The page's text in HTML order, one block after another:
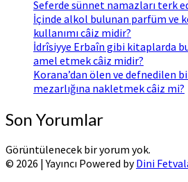
Seferde sünnet namazları terk
İçinde alkol bulunan parfüm ve
kullanımı câiz midir?
İdrîsiyye Erbaîn gibi kitaplarda
amel etmek câiz midir?
Korana’dan ölen ve defnedilen
mezarlığına nakletmek câiz mi?
Son Yorumlar
Görüntülenecek bir yorum yok.
© 2026 |Yayıncı Powered byDini